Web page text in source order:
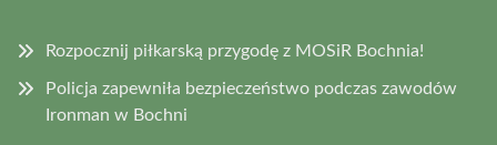
Rozpocznij piłkarską przygodę z MOSiR Bochnia!
Policja zapewniła bezpieczeństwo podczas zawodów
Ironman w Bochni